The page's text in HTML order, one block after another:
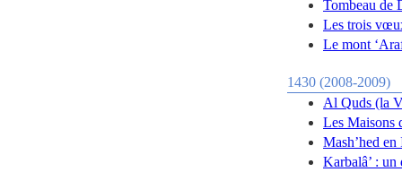
Tombeau de
Les trois
Le mont
1430 (2008-2009)
Al Quds (la
Les Maisons
Mash’hed
Karbalâ’ : un